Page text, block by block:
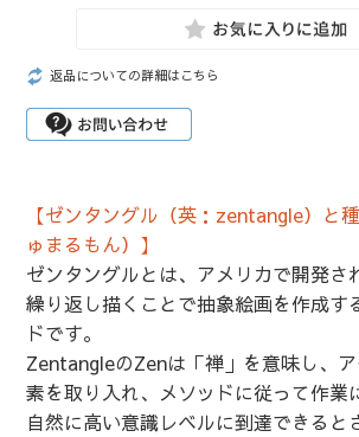
返品についての詳細はこちら
【ゼンタングル（英：zentangle）と
ゅまるもん）】
ゼンタングルとは、アメリカで開発さ
繰り返し描くことで抽象絵画を作成す
ドです。
ZentangleのZenは「禅」を意味し、
素を取り入れ、メソッドに従って作業
自然に高い意識レベルに到達できると